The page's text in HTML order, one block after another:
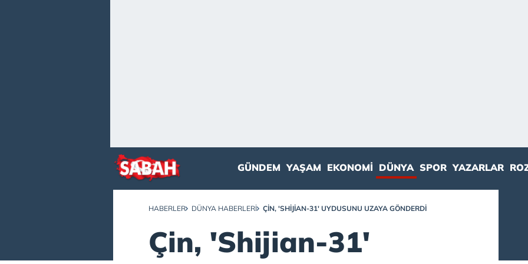
GÜNDEM YAŞAM EKONOMI DÜNYA SPOR YAZARLAR
HABERLER DÜNYA HABERLERI ÇIN, 'SHIJIAN-31' UYDUSUNU UZAYA GÖNDERDI
Çin, 'Shijian-31'